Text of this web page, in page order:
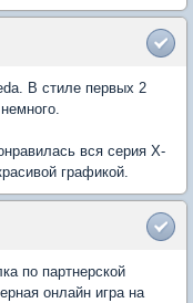
В стиле первых 2
вся серия X-
графикой.
по партнерской
онлайн игра на